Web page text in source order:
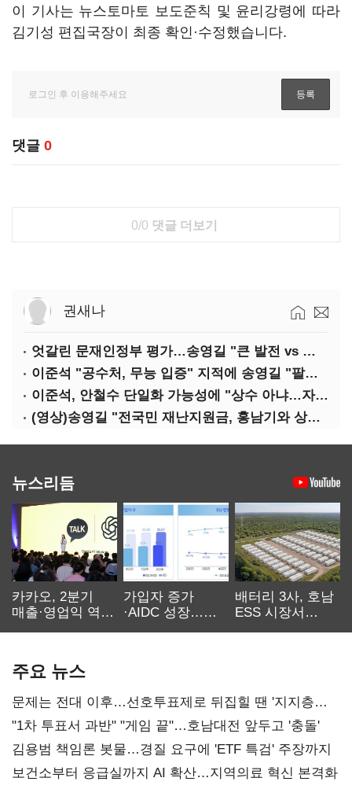
이 기사는 뉴스토마토 보도준칙 및 윤리강령에 따라
김기성 편집국장이 최종 확인·수정했습니다.
댓글 0
0/0 댓글 더보기
권새나
엇갈린 문재인정부 평가…송영길 "큰 발전 vs 이준석 "기본 점수"
이준석 "공수처, 무능 입증" 지적에 송영길 "팔다리 자른 게 국민의힘"
이준석, 안철수 단일화 가능성에 "상수 아냐…자의식 과잉"
(영상)송영길 "전국민 재난지원금, 홍남기와 상의·이재명 뜻 존중"
뉴스리듬
카카오, 2분기
매출·영업익 역대
가입자 증가
·AIDC 성장…
배터리 3사, 호남
ESS 시장서
주요 뉴스
문제는 전대 이후…선호투표제로 뒤집힐 땐 '지지층
불복'
"1차 투표서 과반" "게임 끝"…호남대전 앞두고 '충돌'
김용범 책임론 봇물…경질 요구에 'ETF 특검' 주장까지
보건소부터 응급실까지 AI 확산…지역의료 혁신 본격화